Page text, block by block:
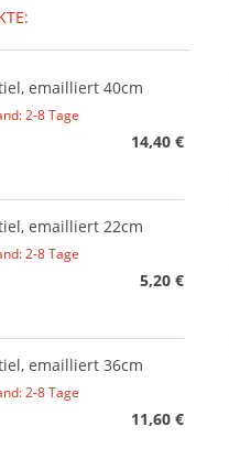
emailliert 40cm
2-8 Tage
14,40 €
emailliert 22cm
2-8 Tage
5,20 €
emailliert 36cm
2-8 Tage
11,60 €